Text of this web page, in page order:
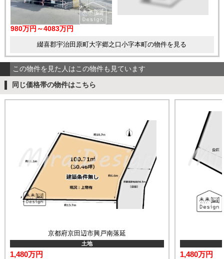
980万円～4083万円
綴喜郡宇治田原町大字郷之口小字本町の物件を見る
この物件を見た人はこの物件も見ています
同じ価格帯の物件はこちら
京都府京田辺市興戸南落延
土地
1,480万円 1,480万円